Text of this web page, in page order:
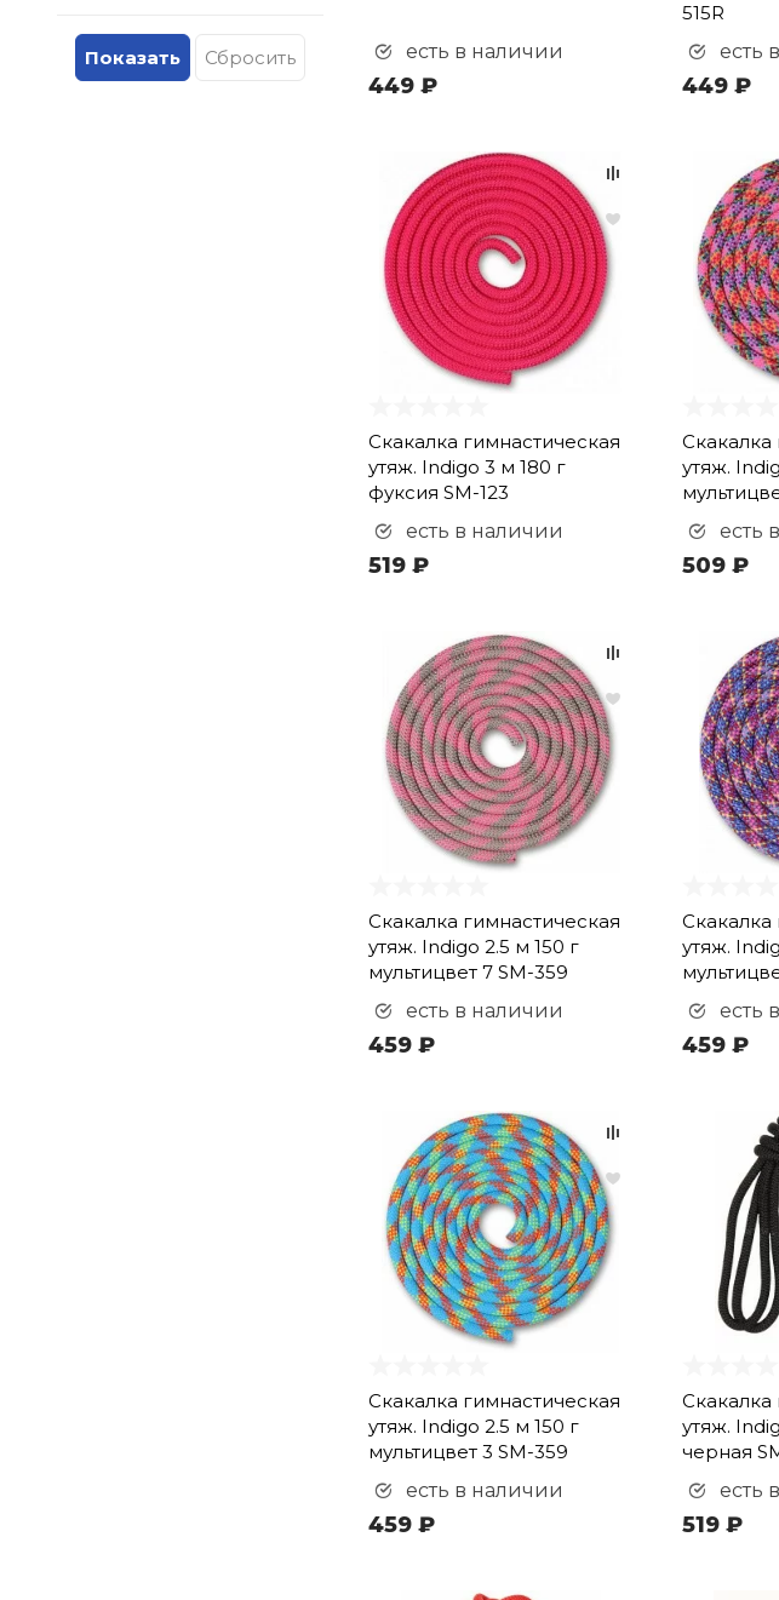
есть в наличии
449 ₽
515R
есть
449 ₽
Скакалка гимнастическая
утяж. Indigo 3 м 180 г
фуксия SM-123
есть в наличии
519 ₽
Скакалка
утяж.
есть
509 ₽
Скакалка гимнастическая
утяж. Indigo 2.5 м 150 г
мультицвет 7 SM-359
есть в наличии
459 ₽
Скакалка
утяж.
есть
459 ₽
Скакалка гимнастическая
утяж. Indigo 2.5 м 150 г
мультицвет 3 SM-359
есть в наличии
459 ₽
Скакалка
утяж.
черная
есть
519 ₽